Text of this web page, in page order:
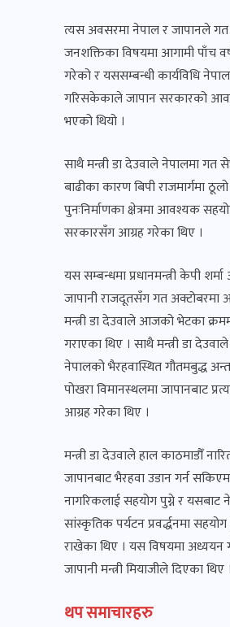
त्यस अवसरमा नेपाल र जापानले गत
जनशक्तिका विषयमा आगामी पाँच
गरेको र यससम्बन्धी कार्यविधि
गरिसकेकाले जापान सरकारको
भएको थियो ।
साथै मन्त्री डा देउवाले नेपालमा गत
बाढीका कारण बिपी राजमार्गमा
पुनःनिर्माणका क्षेत्रमा आवश्यक
सरकारसँग आग्रह गरेका थिए ।
यस सम्बन्धमा प्रधानमन्त्री केपी
जापानी राजदूतसँग गत अक्टोबरमा
मन्त्री डा देउवाले आजको भेटका
गराएका थिए । साथै मन्त्री डा
नेपालको भैरहवास्थित गौतमबुद्ध
पोखरा विमानस्थलमा जापानबाट
आग्रह गरेका थिए ।
मन्त्री डा देउवाले हाल काठमाडौँ
जापानबाट भैरहवा उडान गर्न
नागरिकलाई सहयोग पुग्ने र यसबाट
सांस्कृतिक पर्यटन प्रवर्द्धनमा सहयोग
राखेका थिए । यस विषयमा अध्ययन
जापानी मन्त्री मियाजीले दिएका थिए ।
थप समाचारहरु